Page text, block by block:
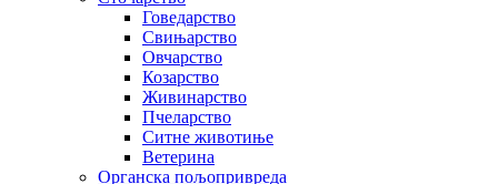
Говедарство
Свињарство
Овчарство
Козарство
Живинарство
Пчеларство
Ситне животиње
Ветерина
Органска пољопривреда